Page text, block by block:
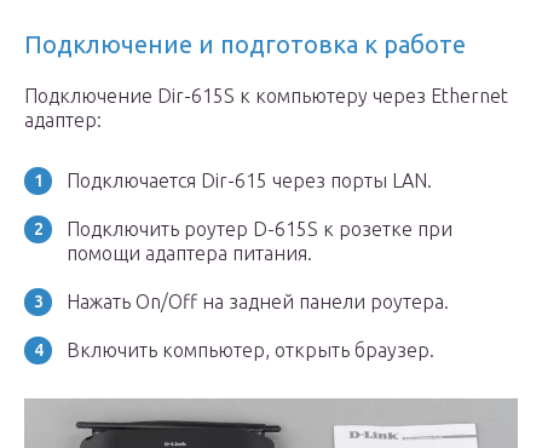
Подключение и подготовка к работе
Подключение Dir-615S к компьютеру через Ethernet
адаптер:
Подключается Dir-615 через порты LAN.
Подключить роутер D-615S к розетке при
помощи адаптера питания.
Нажать On/Off на задней панели роутера.
Включить компьютер, открыть браузер.